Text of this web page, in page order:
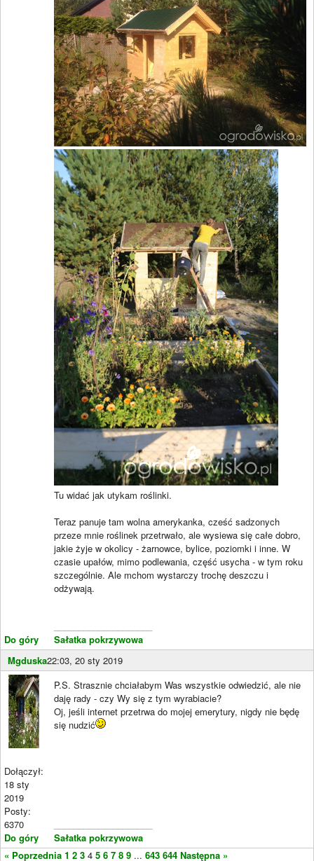
Do góry
Tu widać jak utykam roślinki.
Teraz panuje tam wolna amerykanka, cześć sadzonych
przeze mnie roślinek przetrwało, ale wysiewa się całe dobro,
jakie żyje w okolicy - żarnowce, bylice, poziomki i inne. W
czasie upałów, mimo podlewania, część usycha - w tym roku
szczególnie. Ale mchom wystarczy trochę deszczu i
odżywają.
Sałatka pokrzywowa
Mgduska22:03, 20 sty 2019
Dołączył:
18 sty
2019
Posty:
6370
Do góry
P.S. Strasznie chciałabym Was wszystkie odwiedzić, ale nie
daję rady - czy Wy się z tym wyrabiacie?
Oj, jeśli internet przetrwa do mojej emerytury, nigdy nie będę
się nudzić
Sałatka pokrzywowa
« Poprzednia 1 2 3 4 5 6 7 8 9 ... 643 644 Następna »